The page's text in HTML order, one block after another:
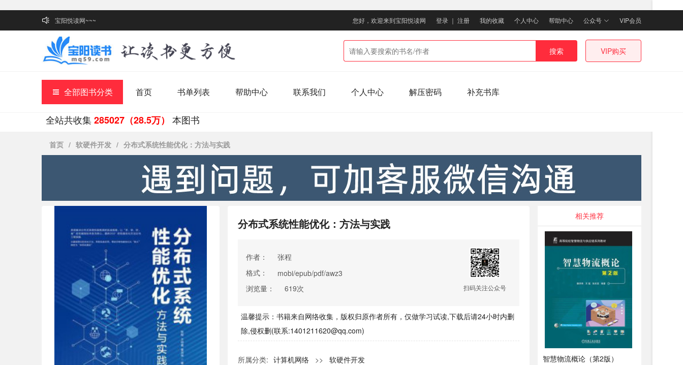
宝阳悦读网~~~ 您好，欢迎来到宝阳悦读网 登录 ｜ 注册 我的收藏 个人中心 帮助中心 公众号 VIP会员
搜索 VIP购买
全部图书分类 首页 书单列表 帮助中心 联系我们 个人中心 解压密码 补充书库
全站共收集285027（28.5万） 本图书
首页 / 软硬件开发 / 分布式系统性能优化：方法与实践
分布式系统性能优化：方法与实践
作者：
张程
格式：
mobi/epub/pdf/awz3
浏览量：
619次 扫码关注公众号
温馨提示：书籍来自网络收集，版权归原作者所有，仅做学习试读,下载后请24小时内删
除,侵权删(联系:1401211620@qq.com)
所属分类: 计算机网络 >> 软硬件开发
相关推荐
智慧物流概论（第2版）